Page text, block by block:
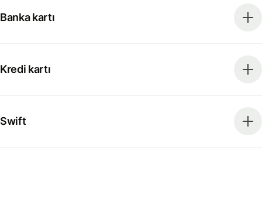
Banka kartı
Kredi kartı
Swift